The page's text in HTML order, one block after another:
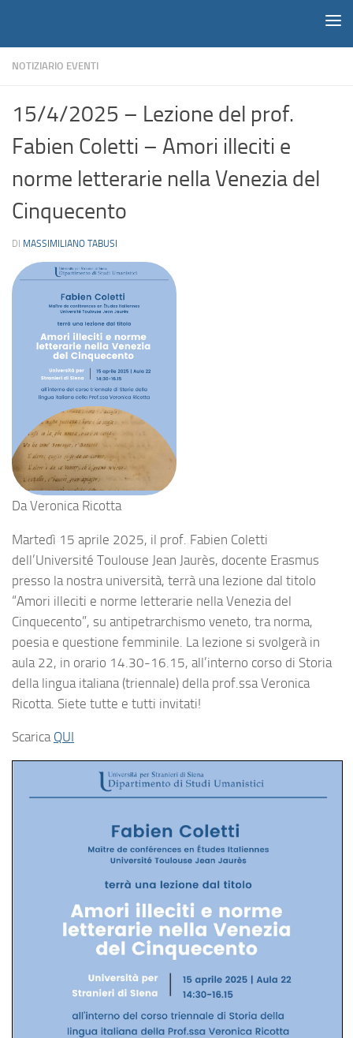
NOTIZIARIO EVENTI
15/4/2025 – Lezione del prof.
Fabien Coletti – Amori illeciti e
norme letterarie nella Venezia del
Cinquecento
DI MASSIMILIANO TABUSI
Da Veronica Ricotta
Martedì 15 aprile 2025, il prof. Fabien Coletti
dell’Université Toulouse Jean Jaurès, docente Erasmus
presso la nostra università, terrà una lezione dal titolo
“Amori illeciti e norme letterarie nella Venezia del
Cinquecento”, su antipetrarchismo veneto, tra norma,
poesia e questione femminile. La lezione si svolgerà in
aula 22, in orario 14.30-16.15, all’interno corso di Storia
della lingua italiana (triennale) della prof.ssa Veronica
Ricotta. Siete tutte e tutti invitati!
Scarica QUI